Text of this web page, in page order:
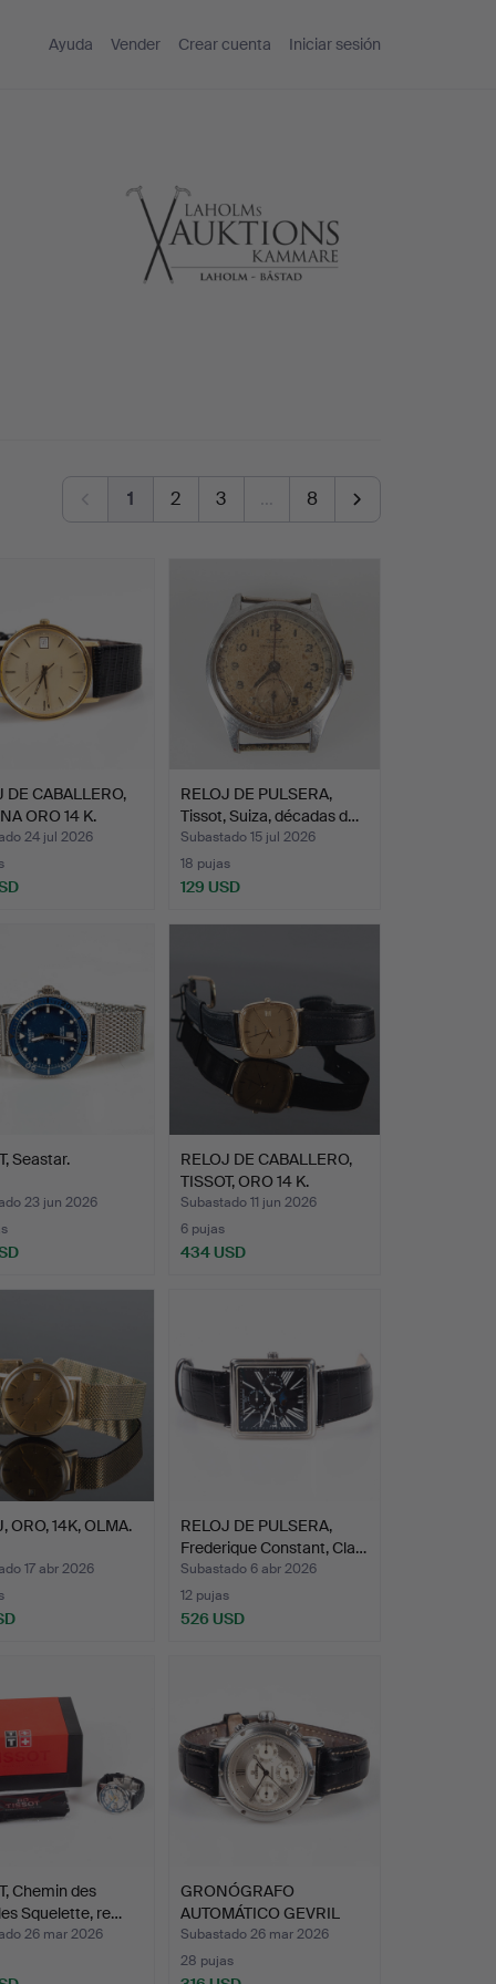
Ayuda Vender Crear cuenta Iniciar sesión
1 2 3 … 8
DE CABALLERO,
ORO 14 K.
24 jul 2026
RELOJ DE PULSERA,
Tissot, Suiza, décadas d…
Subastado 15 jul 2026
18 pujas
129 USD
Seastar.
23 jun 2026
RELOJ DE CABALLERO,
TISSOT, ORO 14 K.
Subastado 11 jun 2026
6 pujas
434 USD
ORO, 14K, OLMA.
17 abr 2026
RELOJ DE PULSERA,
Frederique Constant, Cla…
Subastado 6 abr 2026
12 pujas
526 USD
Chemin des
Squelette, re…
26 mar 2026
GRONÓGRAFO
AUTOMÁTICO GEVRIL
GREENWICH SPO…
Subastado 26 mar 2026
28 pujas